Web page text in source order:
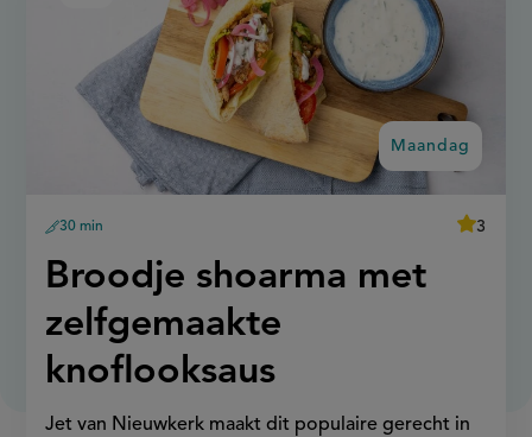
Maandag:
Broodje shoarma met
zelfgemaakte
knoflooksaus
Jet van Nieuwkerk maakt dit populaire gerecht in
voorbereidingstijd
30 min
average
3
zelfgemaakte
knoflooksaus
Maandag